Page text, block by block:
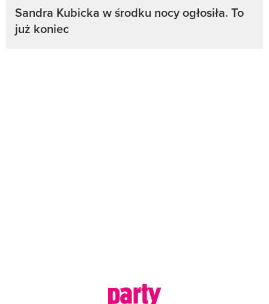
Sandra Kubicka w środku nocy ogłosiła. To
już koniec